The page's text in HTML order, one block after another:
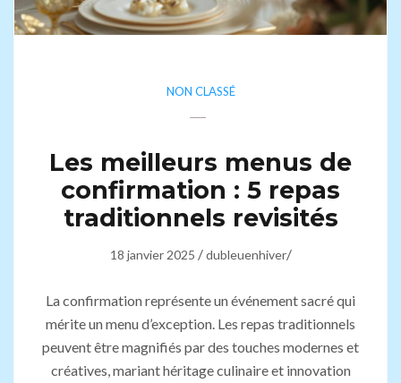
NON CLASSÉ
Les meilleurs menus de
confirmation : 5 repas
traditionnels revisités
18 janvier 2025 /dubleuenhiver/
La confirmation représente un événement sacré qui
mérite un menu d’exception. Les repas traditionnels
peuvent être magnifiés par des touches modernes et
créatives, mariant héritage culinaire et innovation